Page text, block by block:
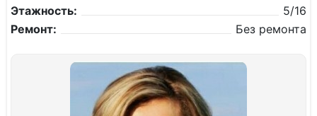
Этажность:
5/16
Ремонт:
Без ремонта